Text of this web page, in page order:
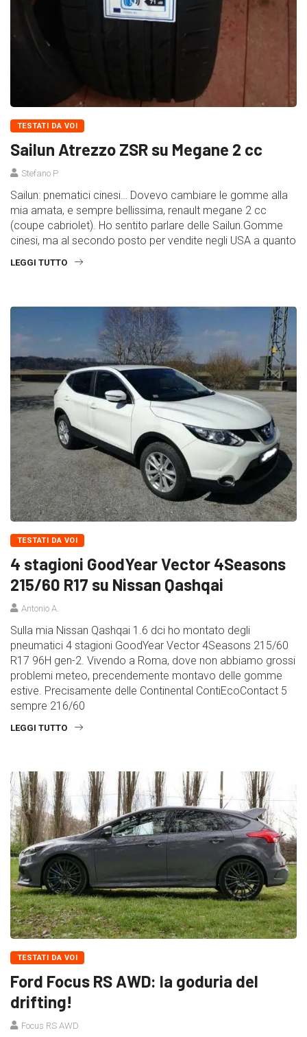
TESTATI DA VOI
Sailun Atrezzo ZSR su Megane 2 cc
Stefano P.
Sailun: pnematici cinesi… Dovevo cambiare le gomme alla
mia amata, e sempre bellissima, renault megane 2 cc
(coupe cabriolet). Ho sentito parlare delle Sailun.Gomme
cinesi, ma al secondo posto per vendite negli USA a quanto
LEGGI TUTTO
TESTATI DA VOI
4 stagioni GoodYear Vector 4Seasons
215/60 R17 su Nissan Qashqai
Antonio A.
Sulla mia Nissan Qashqai 1.6 dci ho montato degli
pneumatici 4 stagioni GoodYear Vector 4Seasons 215/60
R17 96H gen-2. Vivendo a Roma, dove non abbiamo grossi
problemi meteo, precendemente montavo delle gomme
estive. Precisamente delle Continental ContiEcoContact 5
sempre 216/60
LEGGI TUTTO
TESTATI DA VOI
Ford Focus RS AWD: la goduria del
drifting!
Focus RS AWD